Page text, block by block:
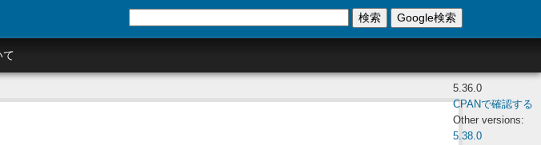
て
検索 Google検索
5.36.0
CPANで確認する
Other versions:
5.38.0